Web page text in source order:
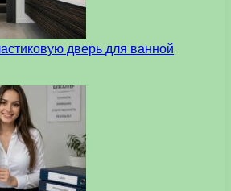
дверь для ванной